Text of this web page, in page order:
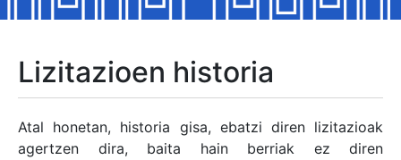
Erakutsi/Ezkutatu
Erakutsi/Ezkutatu
Lizitazioen historia
Atal honetan, historia gisa, ebatzi diren lizitazioak
agertzen dira, baita hain berriak ez diren